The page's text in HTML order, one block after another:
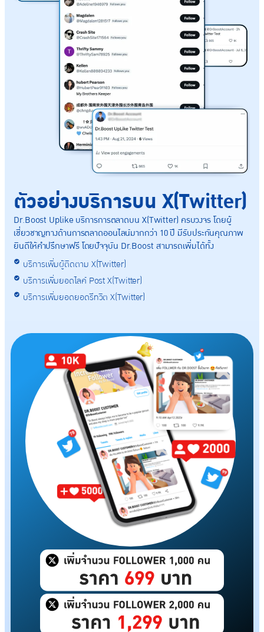
ตัวอย่างบริการบน X(Twitter)​
Dr.Boost Uplike บริการการตลาดบน X(Twitter) ครบวงจร โดยผู้
เชี่ยวชาญทางด้านการตลาดออนไลน์มากกว่า 10 ปี มีรับประกันคุณภาพ
ยินดีให้คำปรึกษาฟรี โดยปัจจุบัน Dr.Boost สามารถเพิ่มได้ทั้ง​
บริการเพิ่มผู้ติดตาม X(Twitter)
บริการเพิ่มยอดไลค์ Post X(Twitter)​
บริการเพิ่มยอดยอดรีทวิต X(Twitter)​